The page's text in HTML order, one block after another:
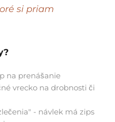
si priam
na prenášanie
vrecko na drobnosti či
- návlek má zips